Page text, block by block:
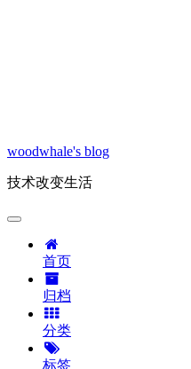
woodwhale's blog
技术改变生活
首页
归档
分类
标签